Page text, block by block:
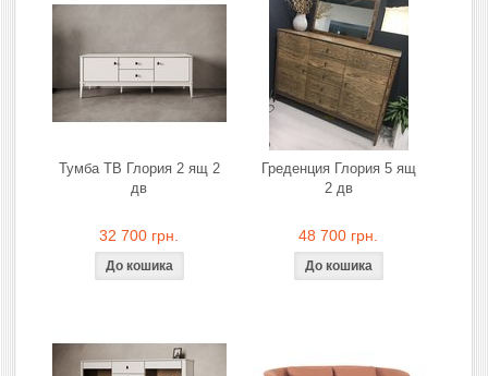
Тумба ТВ Глория 2 ящ 2
дв
32 700 грн.
Греденция Глория 5 ящ
2 дв
48 700 грн.